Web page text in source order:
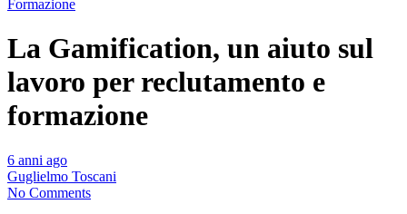
Formazione
La Gamification, un aiuto sul
lavoro per reclutamento e
formazione
6 anni ago
Guglielmo Toscani
No Comments